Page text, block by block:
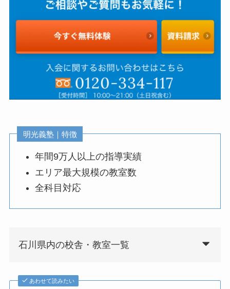
明光義塾｜特徴
年間9万人以上の指導実績
エリア最大規模の教室数
全科目対応
石川県内の校舎・教室一覧
あわせて読みたい